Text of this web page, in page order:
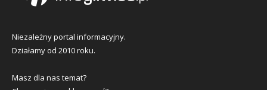
Niezależny portal informacyjny.
Działamy od 2010 roku.
Masz dla nas temat?